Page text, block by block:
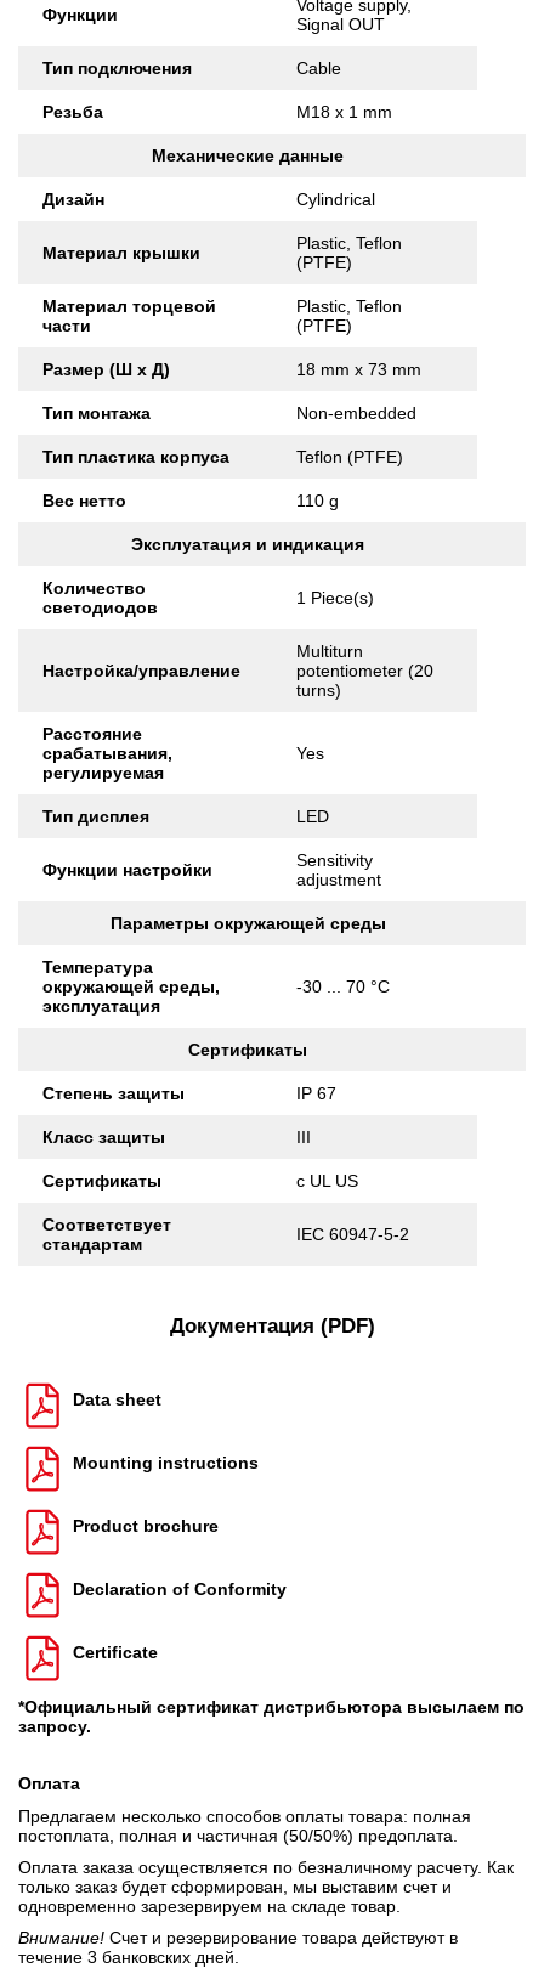
Функции
Voltage supply,
Signal OUT
Тип подключения Cable
Резьба M18 x 1 mm
Механические данные
Дизайн Cylindrical
Материал крышки
Plastic, Teflon
(PTFE)
Материал торцевой
части
Plastic, Teflon
(PTFE)
Размер (Ш x Д) 18 mm x 73 mm
Тип монтажа Non-embedded
Тип пластика корпуса Teflon (PTFE)
Вес нетто 110 g
Эксплуатация и индикация
Количество
светодиодов
1 Piece(s)
Настройка/управление
Multiturn
potentiometer (20
turns)
Расстояние
срабатывания,
регулируемая
Yes
Тип дисплея LED
Функции настройки
Sensitivity
adjustment
Параметры окружающей среды
Температура
окружающей среды,
эксплуатация
-30 ... 70 °C
Сертификаты
Степень защиты IP 67
Класс защиты III
Сертификаты c UL US
Соответствует
стандартам
IEC 60947-5-2
Документация (PDF)
Data sheet
Mounting instructions
Product brochure
Declaration of Conformity
Certificate
*Официальный сертификат дистрибьютора высылаем по
запросу.
Оплата
Предлагаем несколько способов оплаты товара: полная
постоплата, полная и частичная (50/50%) предоплата.
Оплата заказа осуществляется по безналичному расчету. Как
только заказ будет сформирован, мы выставим счет и
одновременно зарезервируем на складе товар.
Внимание! Счет и резервирование товара действуют в
течение 3 банковских дней.